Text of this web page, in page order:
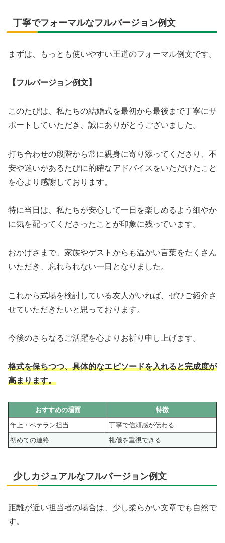
丁寧でフォーマルなフルバージョン例文
まずは、もっとも使いやすい王道のフォーマル例文です。
【フルバージョン例文】
このたびは、私たちの結婚式を最初から最後まで丁寧にサ
ポートしていただき、誠にありがとうございました。
打ち合わせの段階から常に親身に寄り添ってくださり、不
安や迷いがあるたびに的確なアドバイスをいただけたこと
を心より感謝しております。
特に当日は、私たちが安心して一日を楽しめるよう細やか
に気を配ってくださったことが印象に残っています。
おかげさまで、家族やゲストからも温かい言葉をたくさん
いただき、忘れられない一日となりました。
これから式場を検討している友人がいれば、ぜひご紹介さ
せていただきたいと思っております。
今後のさらなるご活躍を心よりお祈り申し上げます。
格式を保ちつつ、具体的なエピソードを入れると完成度が
高まります。
おすすめの場面
特徴
年上・ベテラン担当
丁寧で信頼感が伝わる
初めての連絡
礼儀を重視できる
少しカジュアルなフルバージョン例文
距離が近い担当者の場合は、少し柔らかい文章でも自然で
す。